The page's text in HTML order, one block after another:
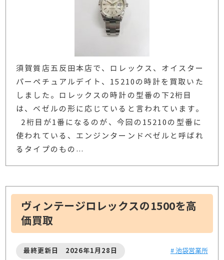
須賀質店五反田本店で、ロレックス、オイスター
パーペチュアルデイト、15210の時計を買取いた
しました。ロレックスの時計の型番の下2桁目
は、ベゼルの形に応じていると言われています。
2桁目が1番になるのが、今回の15210の型番に
使われている、エンジンターンドベゼルと呼ばれ
るタイプのもの …
ヴィンテージロレックスの1500を高
価買取
最終更新日 2026年1月28日 # 池袋営業所